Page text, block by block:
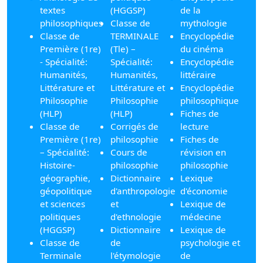
textes
philosophiques
Classe de
Première (1re)
- Spécialité:
Humanités,
Littérature et
Philosophie
(HLP)
Classe de
Première (1re)
– Spécialité:
Histoire-
géographie,
géopolitique
et sciences
politiques
(HGGSP)
Classe de
Terminale
(HGGSP)
Classe de
TERMINALE
(Tle) –
Spécialité:
Humanités,
Littérature et
Philosophie
(HLP)
Corrigés de
philosophie
Cours de
philosophie
Dictionnaire
d'anthropologie
et
d'ethnologie
Dictionnaire
de
l'étymologie
de la
mythologie
Encyclopédie
du cinéma
Encyclopédie
littéraire
Encyclopédie
philosophique
Fiches de
lecture
Fiches de
révision en
philosophie
Lexique
d'économie
Lexique de
médecine
Lexique de
psychologie et
de